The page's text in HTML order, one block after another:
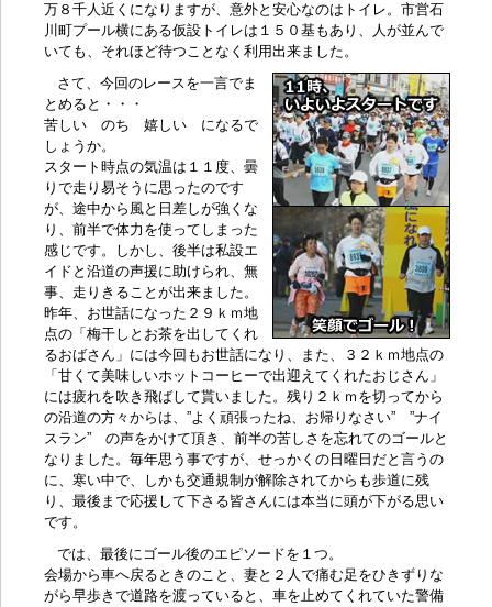
万８千人近くになりますが、意外と安心なのはトイレ。市営石
川町プール横にある仮設トイレは１５０基もあり、人が並んで
いても、それほど待つことなく利用出来ました。
さて、今回のレースを一言でま
とめると・・・
苦しい のち 嬉しい になるで
しょうか。
スタート時点の気温は１１度、曇
りで走り易そうに思ったのです
が、途中から風と日差しが強くな
り、前半で体力を使ってしまった
感じです。しかし、後半は私設エ
イドと沿道の声援に助けられ、無
事、走りきることが出来ました。
昨年、お世話になった２９ｋｍ地
点の「梅干しとお茶を出してくれ
るおばさん」には今回もお世話になり、また、３２ｋｍ地点の
「甘くて美味しいホットコーヒーで出迎えてくれたおじさん」
には疲れを吹き飛ばして貰いました。残り２ｋｍを切ってから
の沿道の方々からは、”よく頑張ったね、お帰りなさい” ”ナイ
スラン” の声をかけて頂き、前半の苦しさを忘れてのゴールと
なりました。毎年思う事ですが、せっかくの日曜日だと言うの
に、寒い中で、しかも交通規制が解除されてからも歩道に残
り、最後まで応援して下さる皆さんには本当に頭が下がる思い
です。
では、最後にゴール後のエピソードを１つ。
会場から車へ戻るときのこと、妻と２人で痛む足をひきずりな
がら早歩きで道路を渡っていると、車を止めてくれていた警備